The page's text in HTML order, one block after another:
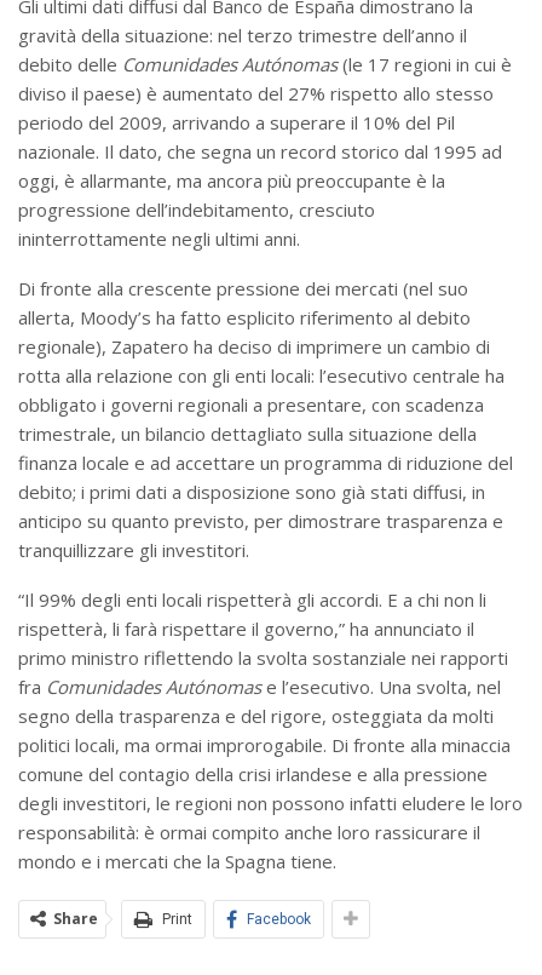
Gli ultimi dati diffusi dal Banco de España dimostrano la
gravità della situazione: nel terzo trimestre dell’anno il
debito delle Comunidades Autónomas(le 17 regioni in cui è
diviso il paese) è aumentato del 27% rispetto allo stesso
periodo del 2009, arrivando a superare il 10% del Pil
nazionale. Il dato, che segna un record storico dal 1995 ad
oggi, è allarmante, ma ancora più preoccupante è la
progressione dell’indebitamento, cresciuto
ininterrottamente negli ultimi anni.
Di fronte alla crescente pressione dei mercati (nel suo
allerta, Moody’s ha fatto esplicito riferimento al debito
regionale), Zapatero ha deciso di imprimere un cambio di
rotta alla relazione con gli enti locali: l’esecutivo centrale ha
obbligato i governi regionali a presentare, con scadenza
trimestrale, un bilancio dettagliato sulla situazione della
finanza locale e ad accettare un programma di riduzione del
debito; i primi dati a disposizione sono già stati diffusi, in
anticipo su quanto previsto, per dimostrare trasparenza e
tranquillizzare gli investitori.
“Il 99% degli enti locali rispetterà gli accordi. E a chi non li
rispetterà, li farà rispettare il governo,” ha annunciato il
primo ministro riflettendo la svolta sostanziale nei rapporti
fra Comunidades Autónomase l’esecutivo. Una svolta, nel
segno della trasparenza e del rigore, osteggiata da molti
politici locali, ma ormai improrogabile. Di fronte alla minaccia
comune del contagio della crisi irlandese e alla pressione
degli investitori, le regioni non possono infatti eludere le loro
responsabilità: è ormai compito anche loro rassicurare il
mondo e i mercati che la Spagna tiene.
Share Print Facebook